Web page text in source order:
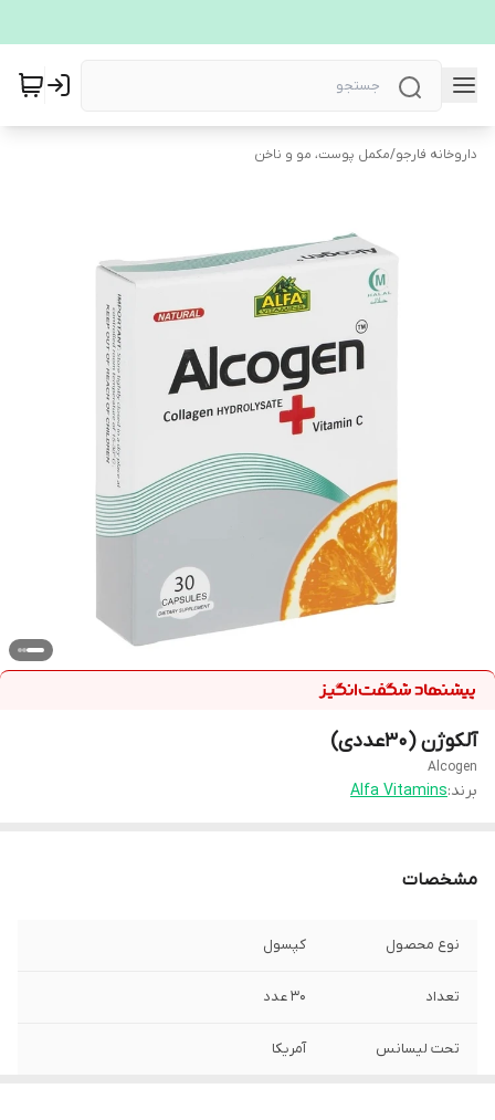
داروخانه فارجو/مکمل پوست، مو و ناخن
آلکوژن (۳۰عددی)
Alcogen
برند:Alfa Vitamins
مشخصات
نوع محصول کپسول
تعداد ۳۰ عدد
تحت لیسانس آمریکا